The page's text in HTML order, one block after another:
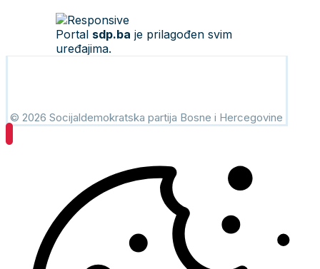
Portal sdp.ba je prilagođen svim
uređajima.
© 2026 Socijaldemokratska partija Bosne i Hercegovine